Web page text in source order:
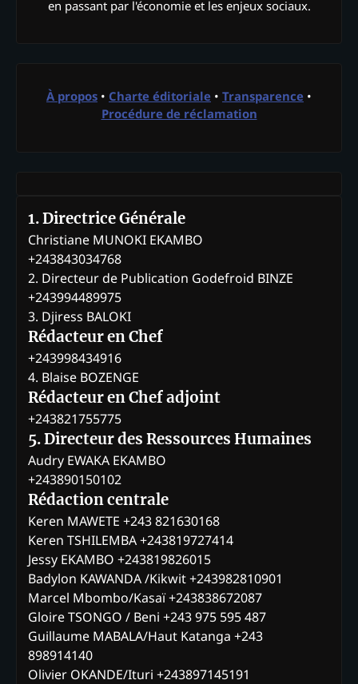
en passant par l'économie et les enjeux sociaux.
À propos • Charte éditoriale • Transparence •
Procédure de réclamation
1. Directrice Générale
Christiane MUNOKI EKAMBO
+243843034768
2. Directeur de Publication Godefroid BINZE
+243994489975
3. Djiress BALOKI
Rédacteur en Chef
+243998434916
4. Blaise BOZENGE
Rédacteur en Chef adjoint
+243821755775
5. Directeur des Ressources Humaines
Audry EWAKA EKAMBO
+243890150102
Rédaction centrale
Keren MAWETE +243 821630168
Keren TSHILEMBA +243819727414
Jessy EKAMBO +243819826015
Badylon KAWANDA /Kikwit +243982810901
Marcel Mbombo/Kasaï +243838672087
Gloire TSONGO / Beni +243 975 595 487
Guillaume MABALA/Haut Katanga +243
898914140
Olivier OKANDE/Ituri +243897145191